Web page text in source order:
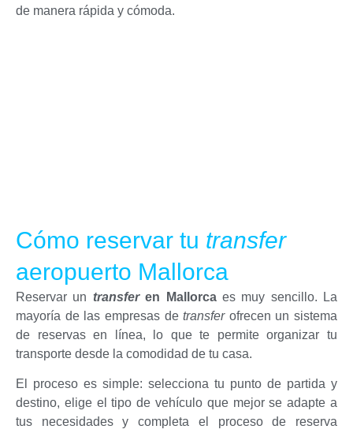
de manera rápida y cómoda.
Cómo reservar tu transfer
aeropuerto Mallorca
Reservar un transferen Mallorca es muy sencillo. La
mayoría de las empresas detransfer ofrecen un sistema
de reservas en línea, lo que te permite organizar tu
transporte desde la comodidad de tu casa.
El proceso es simple: selecciona tu punto de partida y
destino, elige el tipo de vehículo que mejor se adapte a
tus necesidades y completa el proceso de reserva